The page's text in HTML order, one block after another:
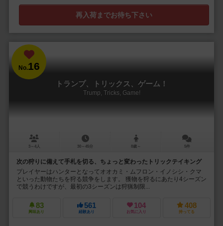
再入荷までお待ち下さい
No.16
トランプ、トリックス、ゲーム！
Trump, Tricks, Game!
3～4人 30～45分 8歳～ 5件
次の狩りに備えて手札を切る、ちょっと変わったトリックテイキング
プレイヤーはハンターとなってオオカミ・ムフロン・イノシシ・クマ
といった動物たちを狩る競争をします。 獲物を狩るにあたり4シーズン
で競うわけですが、最初の3シーズンは狩猟制限...
83
興味あり
561
経験あり
104
お気に入り
408
持ってる